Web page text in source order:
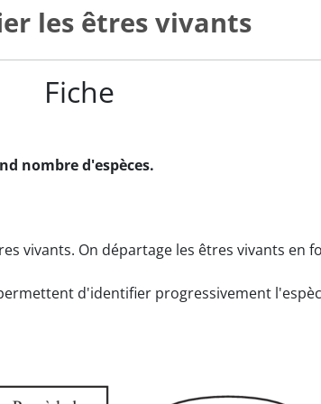
les êtres vivants
Fiche
nombre d'espèces.
vivants. On départage les êtres vivants en
d'identifier progressivement